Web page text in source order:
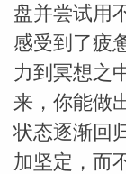
网
盘并尝试用
感受到了疲
力到冥想之
来，你能做
状态逐渐回
加坚定，而